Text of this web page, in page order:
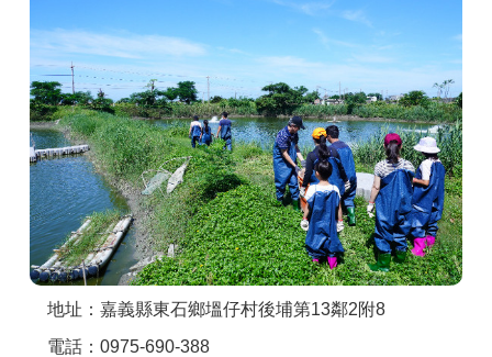
討論區
聯絡我們
APP下載
地址：嘉義縣東石鄉塭仔村後埔第13鄰2附8
電話：0975-690-388